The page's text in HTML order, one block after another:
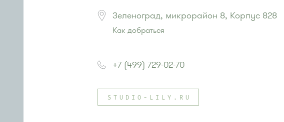
Зеленоград, микрорайон 8, Корпус 828
Как добраться
Автобусы № 2, 3, 8, 11, 19, 21, 29.
Маршрутка № 408м, 419м
Автобус № 1, 10, 11, 12, 13, 15, 23, 31.
+7 (499) 729-02-70
STUDIO-LILY.RU